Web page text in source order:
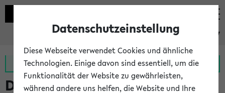
eKVV
Zur MeineUni App Zum MeineUni Portal
Das Lehrangebot der
Datenschutzeinstellung
Diese Webseite verwendet Cookies und ähnliche
Technologien. Einige davon sind essentiell, um die
Funktionalität der Website zu gewährleisten,
während andere uns helfen, die Website und Ihre